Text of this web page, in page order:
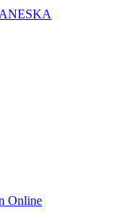
Online